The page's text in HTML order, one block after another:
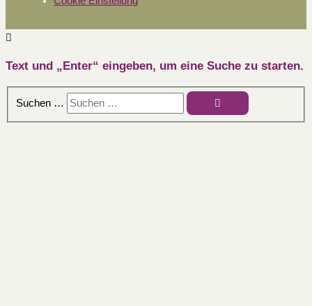
Text und „Enter“ eingeben, um eine Suche zu starten.
Suchen …